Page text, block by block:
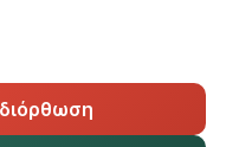
διόρθωση